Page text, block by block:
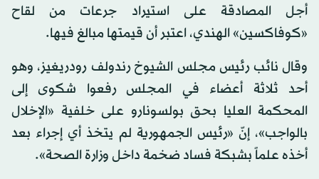
أجل المصادقة على استيراد جرعات من لقاح
«كوفاكسين» الهندي، اعتبر أن قيمتها مبالغ فيها.
وقال نائب رئيس مجلس الشيوخ رندولف رودريغيز، وهو
أحد ثلاثة أعضاء في المجلس رفعوا شكوى إلى
المحكمة العليا بحق بولسونارو على خلفية «الإخلال
بالواجب»، إنّ «رئيس الجمهورية لم يتخذ أي إجراء بعد
أخذه علماً بشبكة فساد ضخمة داخل وزارة الصحة».